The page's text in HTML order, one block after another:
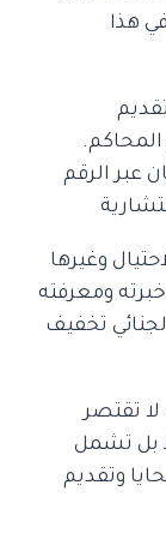
هذا
المحاكم.
عبر الرقم
وغيرها
ومعرفته
تخفيف
تقتصر
بل تشمل
وتقديم